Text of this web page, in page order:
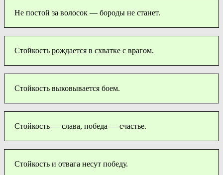
Не постой за волосок — бороды не станет.
Стойкость рождается в схватке с врагом.
Стойкость выковывается боем.
Стойкость — слава, победа — счастье.
Стойкость и отвага несут победу.